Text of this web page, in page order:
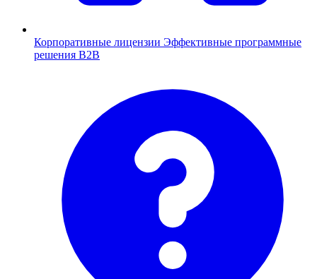
Корпоративные лицензии Эффективные программные
решения B2B